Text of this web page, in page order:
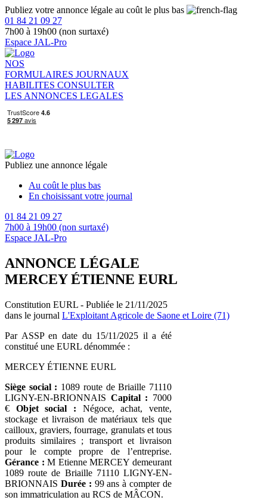
Publiez votre annonce légale au coût le plus bas
01 84 21 09 27
7h00 à 19h00 (non surtaxé)
Espace JAL-Pro
NOS
FORMULAIRES JOURNAUX
HABILITES CONSULTER
LES ANNONCES LEGALES
Publiez une annonce légale
Au coût le plus bas
En choisissant votre journal
01 84 21 09 27
7h00 à 19h00 (non surtaxé)
Espace JAL-Pro
ANNONCE LÉGALE
MERCEY ÉTIENNE EURL
Constitution EURL - Publiée le 21/11/2025
dans le journal L'Exploitant Agricole de Saone et Loire (71)
Par ASSP en date du 15/11/2025 il a été
constitué une EURL dénommée :
MERCEY ÉTIENNE EURL
Siège social : 1089 route de Briaille 71110
LIGNY-EN-BRIONNAIS Capital : 7000
€ Objet social : Négoce, achat, vente,
stockage et livraison de matériaux tels que
cailloux, graviers, fourrage, granulats et tous
produits similaires ; transport et livraison
pour le compte propre de l’entreprise.
Gérance : M Etienne MERCEY demeurant
1089 route de Briaille 71110 LIGNY-EN-
BRIONNAIS Durée : 99 ans à compter de
son immatriculation au RCS de MÂCON.